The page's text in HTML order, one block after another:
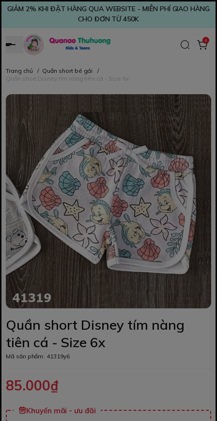
GIẢM 2% KHI ĐẶT HÀNG QUA WEBSITE - MIỄN PHÍ GIAO HÀNG
CHO ĐƠN TỪ 450K
0
Trang chủ / Quần short bé gái
/
Quần short Disney tím nàng tiên cá - Size 6x
Quần short Disney tím nàng
tiên cá - Size 6x
Mã sản phẩm: 41319y6
85.000₫
Khuyến mãi - ưu đãi